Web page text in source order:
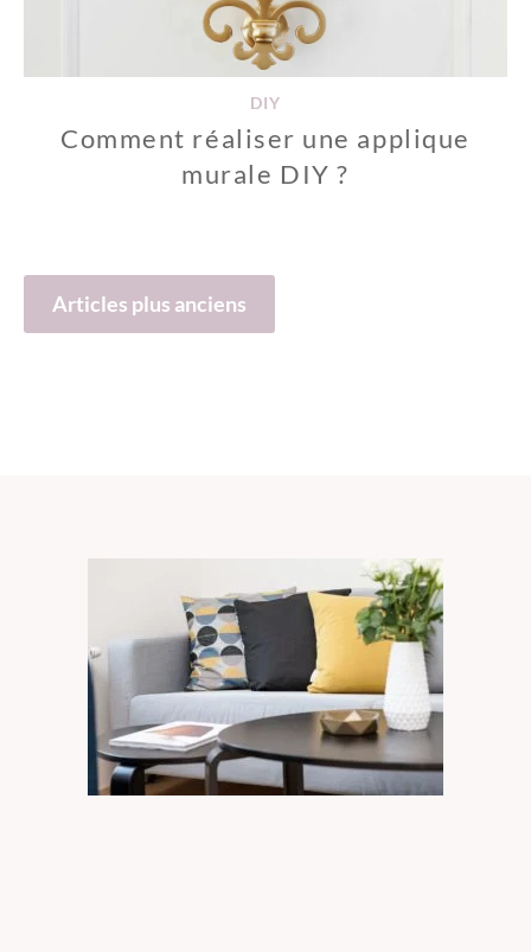
DIY
Comment réaliser une applique
murale DIY ?
Navigation
des
Articles plus anciens